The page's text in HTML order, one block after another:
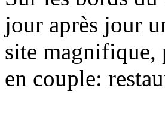
jour après jour
site magnifique,
en couple: